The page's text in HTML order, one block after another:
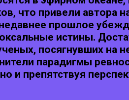
что привели автора
прошлое
истины.
посягнувших
парадигмы
и препятствуя